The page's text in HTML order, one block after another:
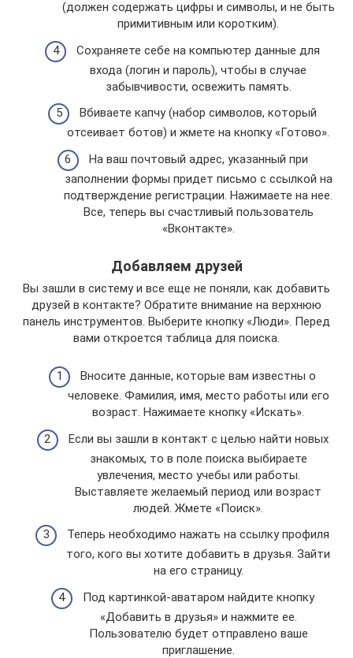
(должен содержать цифры и символы, и не быть
примитивным или коротким).
Сохраняете себе на компьютер данные для
входа (логин и пароль), чтобы в случае
забывчивости, освежить память.
Вбиваете капчу (набор символов, который
отсеивает ботов) и жмете на кнопку «Готово».
На ваш почтовый адрес, указанный при
заполнении формы придет письмо с ссылкой на
подтверждение регистрации. Нажимаете на нее.
Все, теперь вы счастливый пользователь
«Вконтакте».
Добавляем друзей
Вы зашли в систему и все еще не поняли, как добавить
друзей в контакте? Обратите внимание на верхнюю
панель инструментов. Выберите кнопку «Люди». Перед
вами откроется таблица для поиска.
Вносите данные, которые вам известны о
человеке. Фамилия, имя, место работы или его
возраст. Нажимаете кнопку «Искать».
Если вы зашли в контакт с целью найти новых
знакомых, то в поле поиска выбираете
увлечения, место учебы или работы.
Выставляете желаемый период или возраст
людей. Жмете «Поиск».
Теперь необходимо нажать на ссылку профиля
того, кого вы хотите добавить в друзья. Зайти
на его страницу.
Под картинкой-аватаром найдите кнопку
«Добавить в друзья» и нажмите ее.
Пользователю будет отправлено ваше
приглашение.